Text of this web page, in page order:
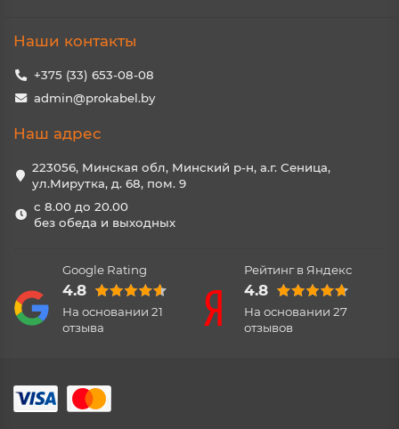
Наши контакты
+375 (33) 653-08-08
admin@prokabel.by
Наш адрес
223056, Минская обл, Минский р-н, а.г. Сеница,
ул.Мирутка, д. 68, пом. 9
с 8.00 до 20.00
без обеда и выходных
Google Rating
4.8
На основании 21
отзыва
Рейтинг в Яндекс
4.8
На основании 27
отзывов